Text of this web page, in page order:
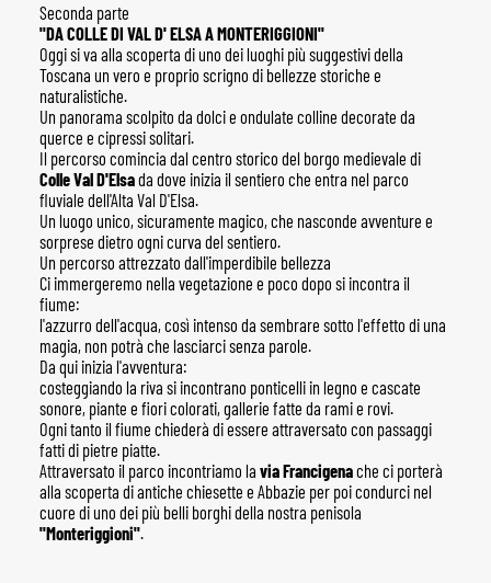
Seconda parte
"DA COLLE DI VAL D' ELSA A MONTERIGGIONI"
Oggi si va alla scoperta di uno dei luoghi più suggestivi della
Toscana un vero e proprio scrigno di bellezze storiche e
naturalistiche.
Un panorama scolpito da dolci e ondulate colline decorate da
querce e cipressi solitari.
Il percorso comincia dal centro storico del borgo medievale di
Colle Val D'Elsada dove inizia il sentiero che entra nel parco
fluviale dell'Alta Val D'Elsa.
Un luogo unico, sicuramente magico, che nasconde avventure e
sorprese dietro ogni curva del sentiero.
Un percorso attrezzato dall'imperdibile bellezza
Ci immergeremo nella vegetazione e poco dopo si incontra il
fiume:
l'azzurro dell'acqua, così intenso da sembrare sotto l'effetto di una
magia, non potrà che lasciarci senza parole.
Da qui inizia l'avventura:
costeggiando la riva si incontrano ponticelli in legno e cascate
sonore, piante e fiori colorati, gallerie fatte da rami e rovi.
Ogni tanto il fiume chiederà di essere attraversato con passaggi
fatti di pietre piatte.
Attraversato il parco incontriamo la via Francigenache ci porterà
alla scoperta di antiche chiesette e Abbazie per poi condurci nel
cuore di uno dei più belli borghi della nostra penisola
"Monteriggioni".